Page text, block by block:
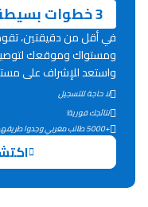
التعليم
au Maroc
3 خطوات بسيطة
في أقل من دقيقتين، تقوم
ومستواك وموقعك لتوصيك
واستعد للإشراف على
لا حاجة للتسجيل
نتائجك فورية!
+5000 طالب مغربي وجدوا طريقهم بفضل 9rayti.